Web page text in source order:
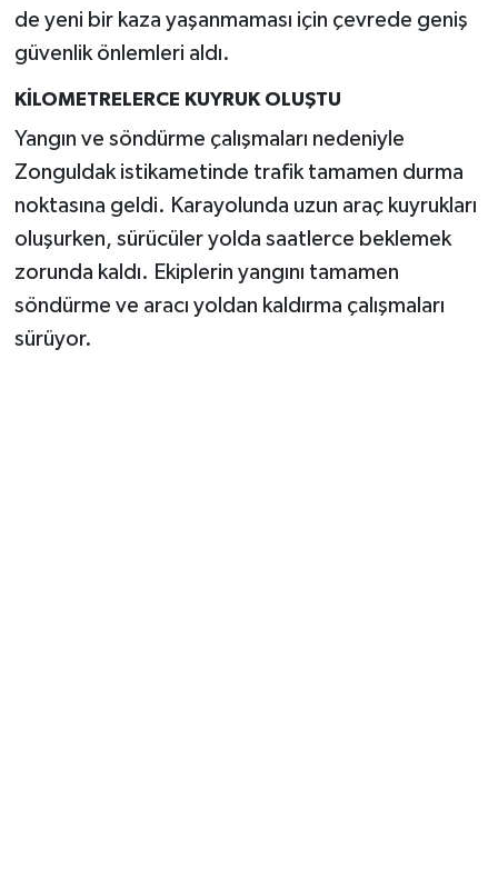
de yeni bir kaza yaşanmaması için çevrede geniş
güvenlik önlemleri aldı.
KİLOMETRELERCE KUYRUK OLUŞTU
Yangın ve söndürme çalışmaları nedeniyle
Zonguldak istikametinde trafik tamamen durma
noktasına geldi. Karayolunda uzun araç kuyrukları
oluşurken, sürücüler yolda saatlerce beklemek
zorunda kaldı. Ekiplerin yangını tamamen
söndürme ve aracı yoldan kaldırma çalışmaları
sürüyor.